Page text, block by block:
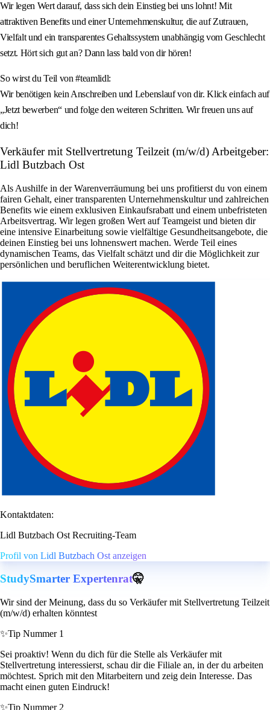
Wir legen Wert darauf, dass sich dein Einstieg bei uns lohnt! Mit
attraktiven Benefits und einer Unternehmenskultur, die auf Zutrauen,
Vielfalt und ein transparentes Gehaltssystem unabhängig vom Geschlecht
setzt. Hört sich gut an? Dann lass bald von dir hören!
So wirst du Teil von #teamlidl:
Wir benötigen kein Anschreiben und Lebenslauf von dir. Klick einfach auf
„Jetzt bewerben“ und folge den weiteren Schritten. Wir freuen uns auf
dich!
Verkäufer mit Stellvertretung Teilzeit (m/w/d) Arbeitgeber:
Lidl Butzbach Ost
Als Aushilfe in der Warenverräumung bei uns profitierst du von einem
fairen Gehalt, einer transparenten Unternehmenskultur und zahlreichen
Benefits wie einem exklusiven Einkaufsrabatt und einem unbefristeten
Arbeitsvertrag. Wir legen großen Wert auf Teamgeist und bieten dir
eine intensive Einarbeitung sowie vielfältige Gesundheitsangebote, die
deinen Einstieg bei uns lohnenswert machen. Werde Teil eines
dynamischen Teams, das Vielfalt schätzt und dir die Möglichkeit zur
persönlichen und beruflichen Weiterentwicklung bietet.
Kontaktdaten:
Lidl Butzbach Ost Recruiting-Team
Profil von Lidl Butzbach Ost anzeigen
StudySmarter Expertenrat🤫
Wir sind der Meinung, dass du so Verkäufer mit Stellvertretung Teilzeit
(m/w/d) erhalten könntest
✨Tip Nummer 1
Sei proaktiv! Wenn du dich für die Stelle als Verkäufer mit
Stellvertretung interessierst, schau dir die Filiale an, in der du arbeiten
möchtest. Sprich mit den Mitarbeitern und zeig dein Interesse. Das
macht einen guten Eindruck!
✨Tip Nummer 2